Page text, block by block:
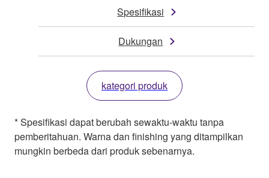
Spesifikasi
Dukungan
kategori produk
* Spesifikasi dapat berubah sewaktu-waktu tanpa
pemberitahuan. Warna dan finishing yang ditampilkan
mungkin berbeda dari produk sebenarnya.